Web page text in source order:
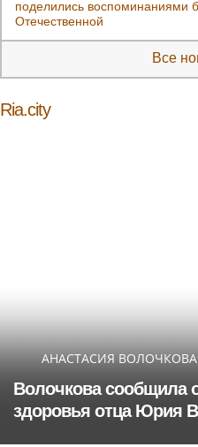
поделились воспоминаниями
Отечественной
Все
Ria.city
АНАСТАСИЯ ВОЛОЧКОВА
Волочкова сообщила
здоровья отца Юрия